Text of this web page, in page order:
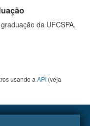
da UFCSPA.
usando a API (veja